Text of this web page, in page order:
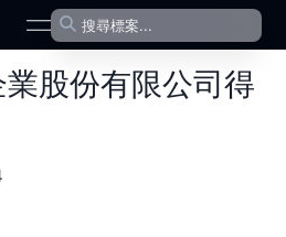
open navigation menu
股份有限公司得